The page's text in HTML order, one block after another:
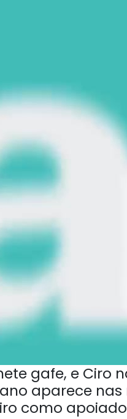
gafe, e Ciro
aparece nas
como